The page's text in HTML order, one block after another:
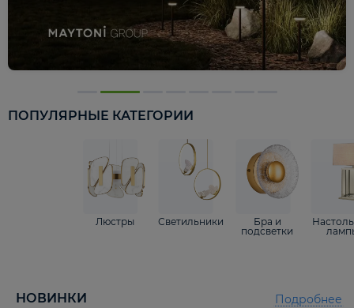
ПОПУЛЯРНЫЕ КАТЕГОРИИ
Люстры Светильники
Бра и
подсветки
НОВИНКИ Подробнее